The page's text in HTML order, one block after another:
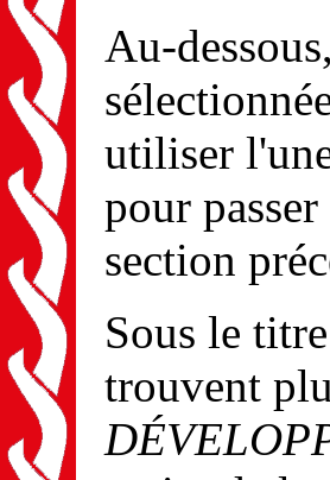
Au-
utiliser
pour
section
Sous le
trouvent